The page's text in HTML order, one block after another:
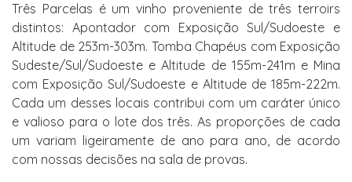
Três Parcelas é um vinho proveniente de três terroirs
distintos: Apontador com Exposição Sul/Sudoeste e
Altitude de 253m-303m. Tomba Chapéus com Exposição
Sudeste/Sul/Sudoeste e Altitude de 155m-241m e Mina
com Exposição Sul/Sudoeste e Altitude de 185m-222m.
Cada um desses locais contribui com um caráter único
e valioso para o lote dos três. As proporções de cada
um variam ligeiramente de ano para ano, de acordo
com nossas decisões na sala de provas.